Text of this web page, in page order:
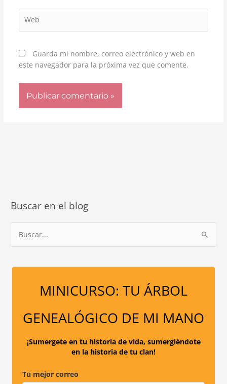
Guarda mi nombre, correo electrónico y web en
este navegador para la próxima vez que comente.
Buscar en el blog
c
MINICURSO: TU ÁRBOL
GENEALÓGICO DE MI MANO
¡Sumergete en tu historia de vida, sumergiéndote
en la historia de tu clan!
Tu mejor correo